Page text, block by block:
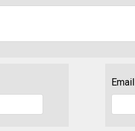
Email